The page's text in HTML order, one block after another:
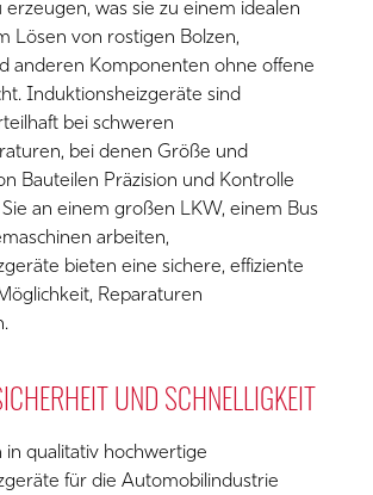
erzeugen, was sie zu einem idealen
Lösen von rostigen Bolzen,
anderen Komponenten ohne offene
Induktionsheizgeräte sind
bei schweren
bei denen Größe und
Bauteilen Präzision und Kontrolle
an einem großen LKW, einem Bus
arbeiten,
bieten eine sichere, effiziente
Reparaturen
UND SCHNELLIGKEIT
in qualitativ hochwertige
für die Automobilindustrie